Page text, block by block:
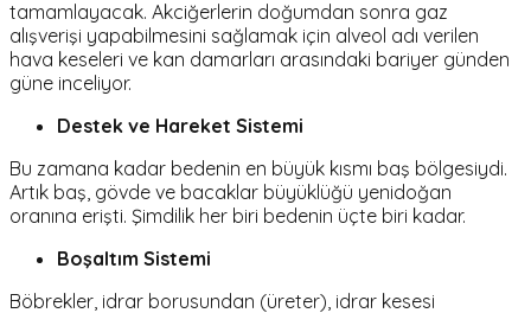
tamamlayacak. Akciğerlerin doğumdan sonra gaz
alışverişi yapabilmesini sağlamak için alveol adı verilen
hava keseleri ve kan damarları arasındaki bariyer günden
güne inceliyor.
Destek ve Hareket Sistemi
Bu zamana kadar bedenin en büyük kısmı baş bölgesiydi.
Artık baş, gövde ve bacaklar büyüklüğü yenidoğan
oranına erişti. Şimdilik her biri bedenin üçte biri kadar.
Boşaltım Sistemi
Böbrekler, idrar borusundan (üreter), idrar kesesi